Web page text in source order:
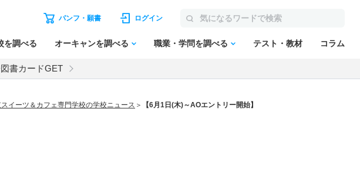
パンフ・願書 ログイン
を調べる オーキャンを調べる 職業・学問を調べる テスト・教材 コラム
書カードGET
イーツ＆カフェ専門学校の学校ニュース 【6月1日(木)～AOエントリー開始】